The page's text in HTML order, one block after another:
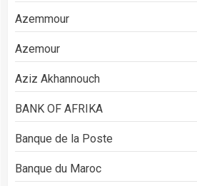
Azemmour
Azemour
Aziz Akhannouch
BANK OF AFRIKA
Banque de la Poste
Banque du Maroc